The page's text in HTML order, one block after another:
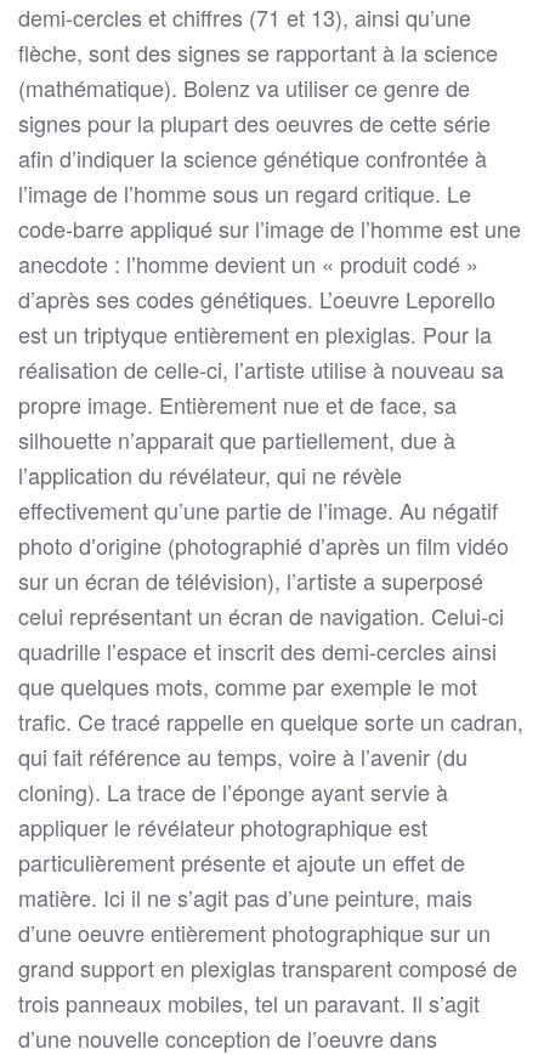
demi-cercles et chiffres (71 et 13), ainsi qu’une
flèche, sont des signes se rapportant à la science
(mathématique). Bolenz va utiliser ce genre de
signes pour la plupart des oeuvres de cette série
afin d’indiquer la science génétique confrontée à
l’image de l’homme sous un regard critique. Le
code-barre appliqué sur l’image de l’homme est une
anecdote : l’homme devient un « produit codé »
d’après ses codes génétiques. L’oeuvre Leporello
est un triptyque entièrement en plexiglas. Pour la
réalisation de celle-ci, l’artiste utilise à nouveau sa
propre image. Entièrement nue et de face, sa
silhouette n’apparait que partiellement, due à
l’application du révélateur, qui ne révèle
effectivement qu’une partie de l’image. Au négatif
photo d’origine (photographié d’après un film vidéo
sur un écran de télévision), l’artiste a superposé
celui représentant un écran de navigation. Celui-ci
quadrille l’espace et inscrit des demi-cercles ainsi
que quelques mots, comme par exemple le mot
trafic. Ce tracé rappelle en quelque sorte un cadran,
qui fait référence au temps, voire à l’avenir (du
cloning). La trace de l’éponge ayant servie à
appliquer le révélateur photographique est
particulièrement présente et ajoute un effet de
matière. Ici il ne s’agit pas d’une peinture, mais
d’une oeuvre entièrement photographique sur un
grand support en plexiglas transparent composé de
trois panneaux mobiles, tel un paravant. Il s’agit
d’une nouvelle conception de l’oeuvre dans